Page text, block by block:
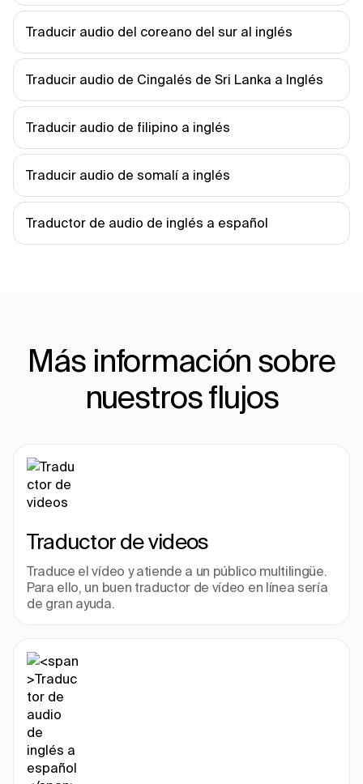
Traducir audio del coreano del sur al inglés
Traducir audio de Cingalés de Sri Lanka a Inglés
Traducir audio de filipino a inglés
Traducir audio de somalí a inglés
Traductor de audio de inglés a español
Más información sobre
nuestros flujos
Traductor de videos
Traduce el vídeo y atiende a un público multilingüe.
Para ello, un buen traductor de vídeo en línea sería
de gran ayuda.